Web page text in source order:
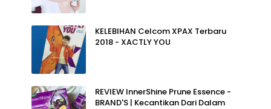
KELEBIHAN Celcom XPAX Terbaru
2018 - XACTLY YOU
REVIEW InnerShine Prune Essence -
BRAND'S | Kecantikan Dari Dalam